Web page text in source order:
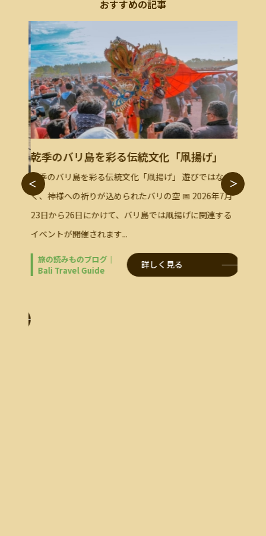
おすすめの記事
乾季のバリ島を彩る伝統文化「凧揚げ」
乾季のバリ島を彩る伝統文化「凧揚げ」 遊びではな
く、神様への祈りが込められたバリの空 📅 2026年7月
23日から26日にかけて、バリ島では凧揚げに関連する
イベントが開催されます...
旅の読みものブログ｜
Bali Travel Guide
詳しく見る
バビ
バビグ